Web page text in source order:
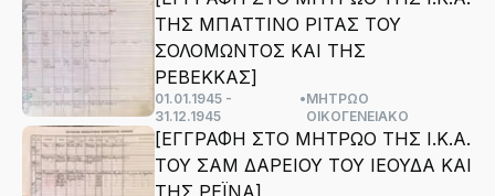
ΤΗΣ ΜΠΑΤΤΙΝΟ ΡΙΤΑΣ ΤΟΥ
ΣΟΛΟΜΩΝΤΟΣ ΚΑΙ ΤΗΣ
ΡΕΒΕΚΚΑΣ]
01.01.1945 -
31.12.1945
•ΜΗΤΡΩΟ
ΟΙΚΟΓΕΝΕΙΑΚΟ
[ΕΓΓΡΑΦΗ ΣΤΟ ΜΗΤΡΩΟ ΤΗΣ Ι.Κ.Α.
ΤΟΥ ΣΑΜ ΔΑΡΕΙΟΥ ΤΟΥ ΙΕΟΥΔΑ ΚΑΙ
ΤΗΣ ΡΕΪΝΑ]